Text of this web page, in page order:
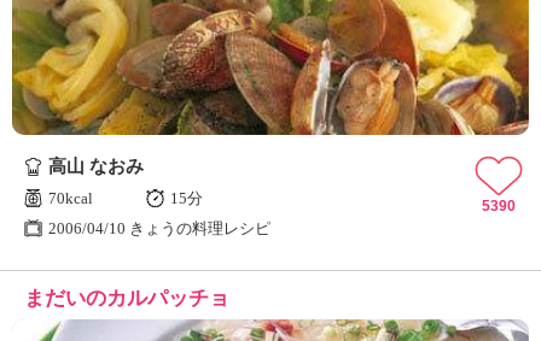
高山 なおみ
70kcal
15分
2006/04/10 きょうの料理レシピ
5390
まだいのカルパッチョ